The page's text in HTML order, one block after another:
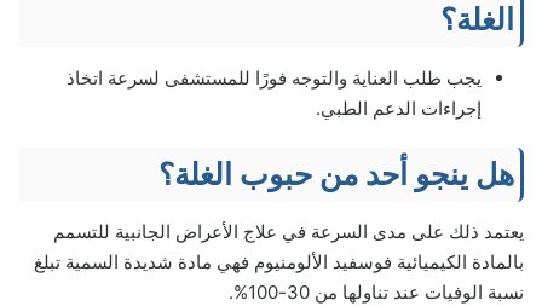
الغلة؟
يجب طلب العناية والتوجه فورًا للمستشفى لسرعة اتخاذ
إجراءات الدعم الطبي.
هل ينجو أحد من حبوب الغلة؟
يعتمد ذلك على مدى السرعة في علاج الأعراض الجانبية للتسمم
بالمادة الكيميائية فوسفيد الألومنيوم فهي مادة شديدة السمية تبلغ
نسبة الوفيات عند تناولها من 30-100%.